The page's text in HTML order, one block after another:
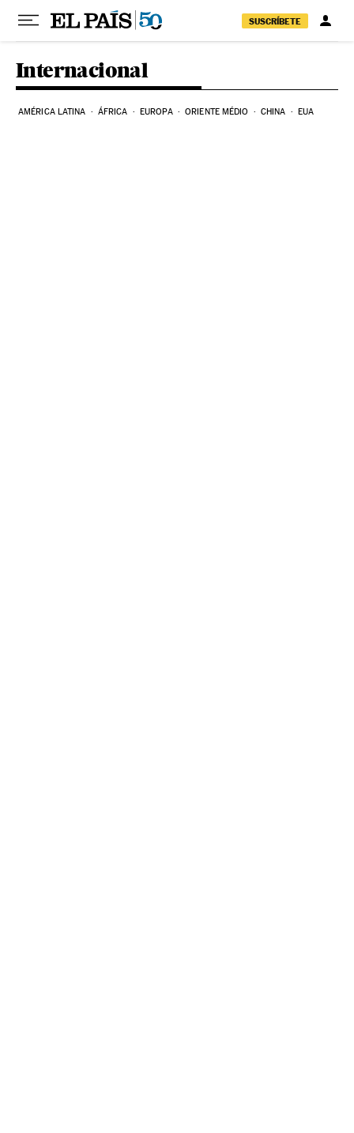
Pular para o conteúdo
SUSCRÍBETE
Internacional
AMÉRICA LATINA ÁFRICA EUROPA ORIENTE MÉDIO CHINA EUA